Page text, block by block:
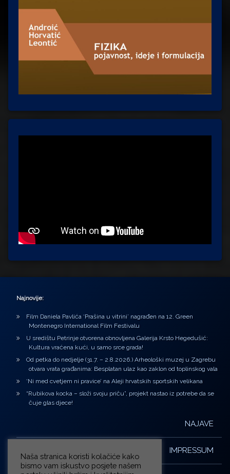
Najnovije:
Film Daniela Pavlića ‘Prašina u vitrini’ nagrađen na 12. Green
Montenegro International Film Festivalu
U središtu Petrinje otvorena obnovljena Galerija Krsto Hegedušić:
Kultura vraćena kući, u samo srce grada!
Od petka do nedjelje (31.7. – 2.8.2026.) Arheološki muzej u Zagrebu
otvara vrata građanima: Besplatan ulaz kao zaklon od toplinskog vala
‘Ni med cvetjem ni pravice’ na Aleji hrvatskih sportskih velikana
“Rubikova kocka – složi svoju priču”, projekt nastao iz potrebe da se
čuje glas djece!
NAJAVE
IMPRESSUM
Naša stranica koristi kolačiće kako
bismo vam iskustvo posjete našem